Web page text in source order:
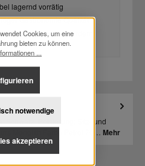
lagernd vorrätig
Gastronomie Qualität
im Warenkorb anfordern
Schwarz /Polsterung: Sitz- und
Monolith Farbe Petrol 76… Mehr
Cookies, um eine
bieten zu können.
...
notwendige
akzeptieren